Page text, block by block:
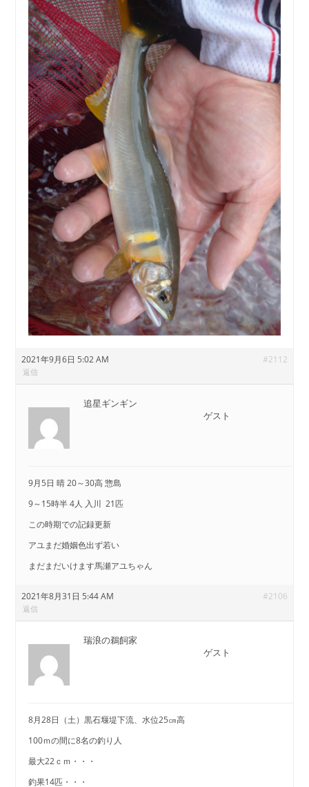
2021年9月6日 5:02 AM #2112
返信
追星ギンギン
ゲスト
9月5日 晴 20～30高 惣島
9～15時半 4人 入川 21匹
この時期での記録更新
アユまだ婚姻色出ず若い
まだまだいけます馬瀬アユちゃん
2021年8月31日 5:44 AM #2106
返信
瑞浪の鵜飼家
ゲスト
8月28日（土）黒石堰堤下流、水位25㎝高
100ｍの間に8名の釣り人
最大22ｃｍ・・・
釣果14匹・・・